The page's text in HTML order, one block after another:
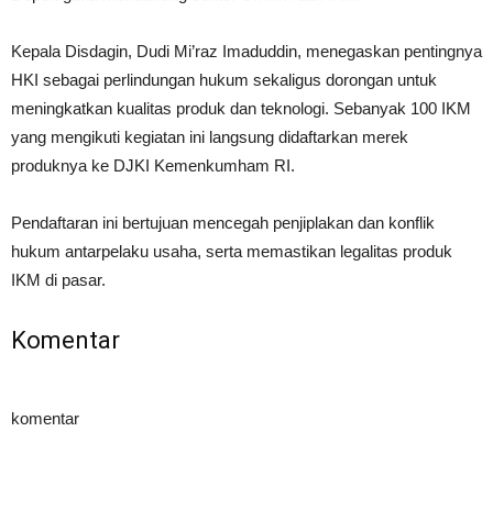
Kepala Disdagin, Dudi Mi’raz Imaduddin, menegaskan pentingnya
HKI sebagai perlindungan hukum sekaligus dorongan untuk
meningkatkan kualitas produk dan teknologi. Sebanyak 100 IKM
yang mengikuti kegiatan ini langsung didaftarkan merek
produknya ke DJKI Kemenkumham RI.
Pendaftaran ini bertujuan mencegah penjiplakan dan konflik
hukum antarpelaku usaha, serta memastikan legalitas produk
IKM di pasar.
Komentar
komentar